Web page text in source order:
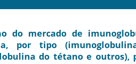
do mercado de
por tipo
do tétano e outros),